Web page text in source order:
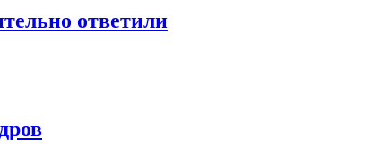
ответили